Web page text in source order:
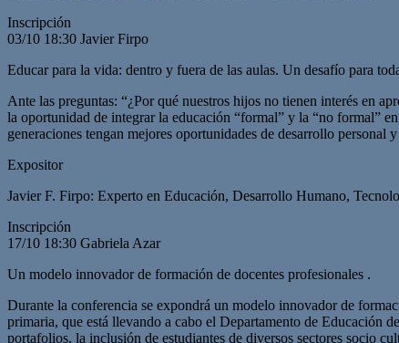
Inscripción
03/10 18:30 Javier Firpo
Educar para la vida: dentro y fuera de las aulas. Un desafío para
Ante las preguntas: “¿Por qué nuestros hijos no tienen interés en
la oportunidad de integrar la educación “formal” y la “no formal”
generaciones tengan mejores oportunidades de desarrollo personal
Expositor
Javier F. Firpo: Experto en Educación, Desarrollo Humano,
Inscripción
17/10 18:30 Gabriela Azar
Un modelo innovador de formación de docentes profesionales .
Durante la conferencia se expondrá un modelo innovador de
primaria, que está llevando a cabo el Departamento de Educación
portafolios, la inclusión de estudiantes de diversos sectores socio